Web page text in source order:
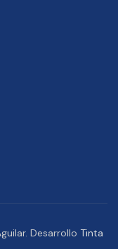
Desarrollo Tinta